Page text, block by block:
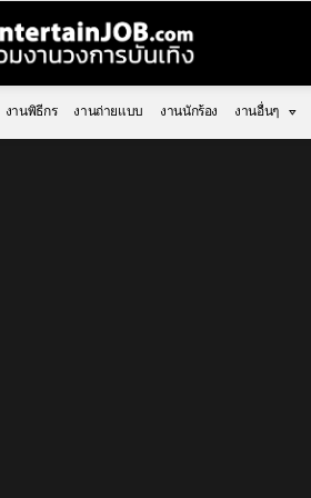
งานพิธีกร งานถ่ายแบบ งานนักร้อง งานอื่นๆ